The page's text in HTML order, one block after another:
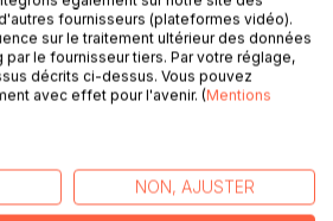
de L'Art du Boulanger, rend, à
un vibrant hommage aux artisans
déjà quatre fois
comme l'une des plus belles
fournisseurs (plateformes vidéo).
sur le traitement ultérieur des données
par le fournisseur tiers. Par votre réglage,
décrits ci-dessus. Vous pouvez
avec effet pour l'avenir. (Mentions
NON, AJUSTER